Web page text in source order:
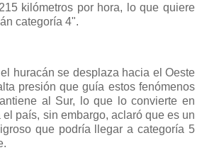
kilómetros por hora, lo que quiere
categoría 4".
huracán se desplaza hacia el Oeste
presión que guía estos fenómenos
al Sur, lo que lo convierte en
país, sin embargo, aclaró que es un
que podría llegar a categoría 5